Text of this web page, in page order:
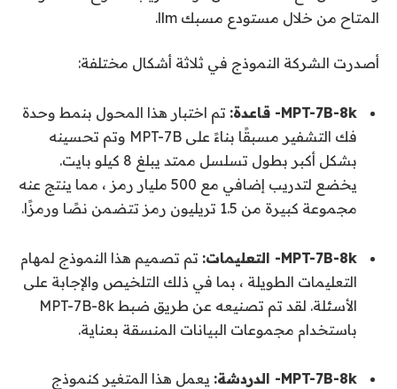
المتاح من خلال مستودع مسبك llm.
أصدرت الشركة النموذج في ثلاثة أشكال مختلفة:
MPT-7B-8k- قاعدة:
تم اختبار هذا المحول بنمط وحدة
فك التشفير مسبقًا بناءً على MPT-7B وتم تحسينه
بشكل أكبر بطول تسلسل ممتد يبلغ 8 كيلو بايت.
يخضع لتدريب إضافي مع 500 مليار رمز ، مما ينتج عنه
مجموعة كبيرة من 1.5 تريليون رمز تتضمن نصًا ورمزًا.
MPT-7B-8k- التعليمات:
تم تصميم هذا النموذج لمهام
التعليمات الطويلة ، بما في ذلك التلخيص والإجابة على
الأسئلة. لقد تم تصنيعه عن طريق ضبط MPT-7B-8k
باستخدام مجموعات البيانات المنسقة بعناية.
MPT-7B-8k- الدردشة:
يعمل هذا المتغير كنموذج